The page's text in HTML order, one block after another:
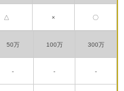
△ × 〇
50万 100万 300万
- - -